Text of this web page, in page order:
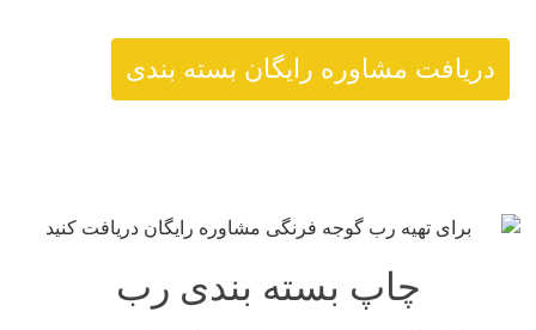
دریافت مشاوره رایگان بسته بندی
چاپ بسته بندی رب